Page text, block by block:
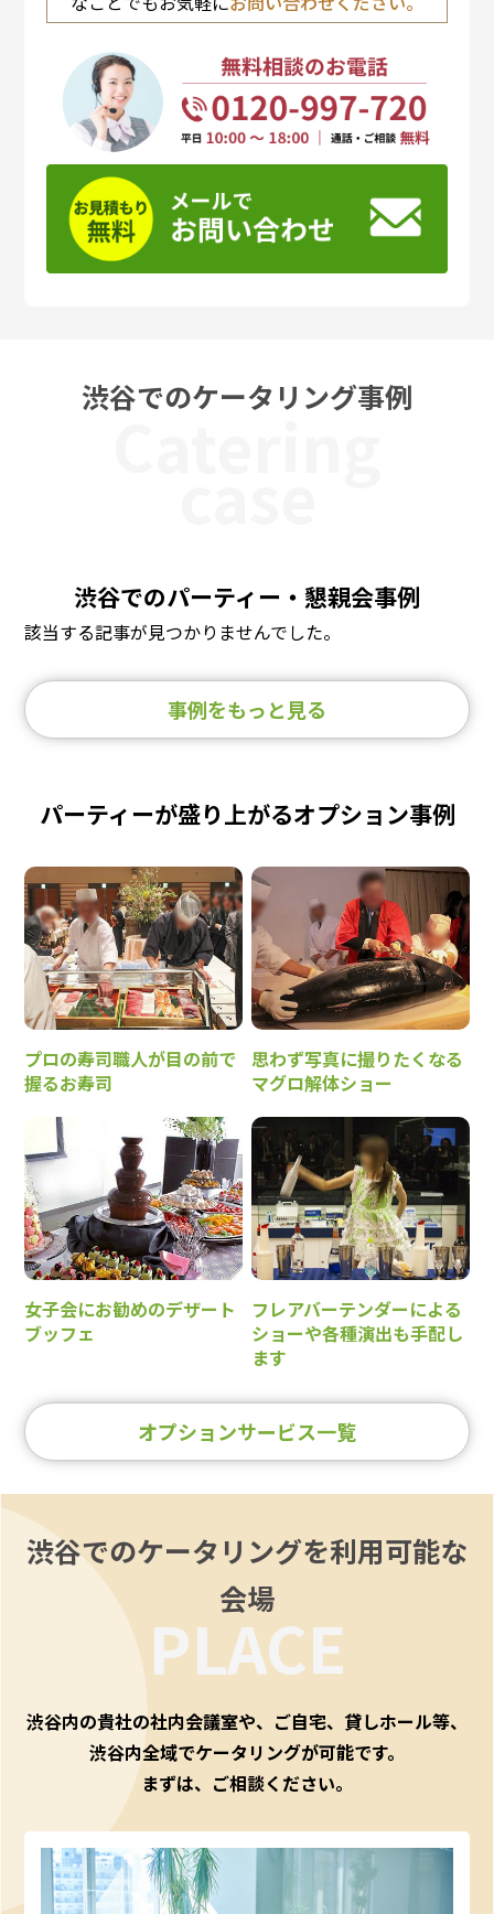
渋谷でのケータリング事例
渋谷でのパーティー・懇親会事例
該当する記事が見つかりませんでした。
事例をもっと見る
パーティーが盛り上がるオプション事例
プロの寿司職人が目の前で
握るお寿司
思わず写真に撮りたくなる
マグロ解体ショー
女子会にお勧めのデザート
ブッフェ
フレアバーテンダーによる
ショーや各種演出も手配し
ます
オプションサービス一覧
渋谷でのケータリングを利用可能な
会場
PLACE
渋谷内の貴社の社内会議室や、ご自宅、貸しホール等、
渋谷内全域でケータリングが可能です。
まずは、ご相談ください。